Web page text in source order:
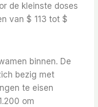
de kleinste doses
van $ 113 tot $
binnen. De
bezig met
te eisen
om